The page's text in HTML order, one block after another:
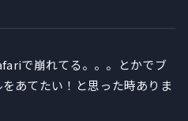
で崩れてる。。。とかでブ
あてたい！と思った時ありま